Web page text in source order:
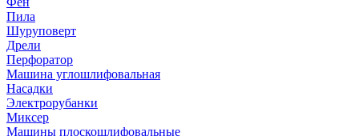
Пила
Шуруповерт
Дрели
Перфоратор
Машина углошлифовальная
Насадки
Электрорубанки
Миксер
Машины плоскошлифовальные